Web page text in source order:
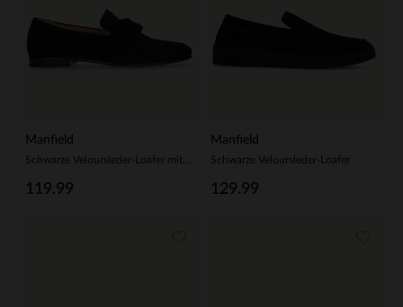
Manfield
119.99
Manfield
Schwarze Veloursleder-Loafer
129.99